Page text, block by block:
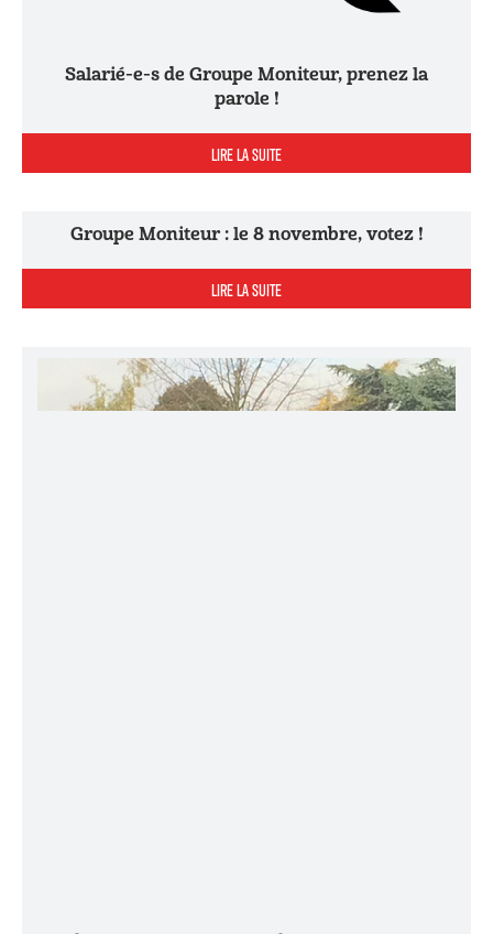
Salarié-e-s de Groupe Moniteur, prenez la
parole !
LIRE LA SUITE
Groupe Moniteur : le 8 novembre, votez !
LIRE LA SUITE